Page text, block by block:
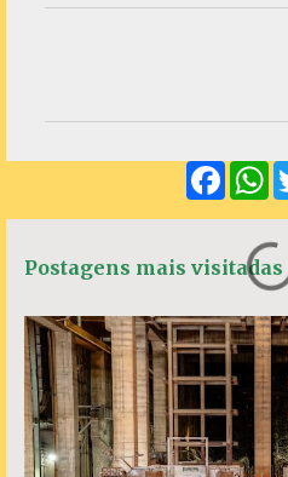
t
i
o
s
F
a
o
W
h
s
A
p
Postagens mais visitadas